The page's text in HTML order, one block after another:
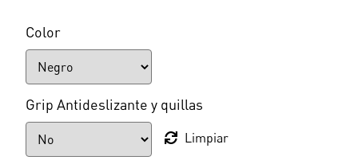
Color
Grip Antideslizante y quillas
Limpiar